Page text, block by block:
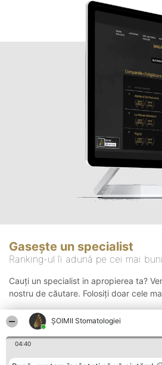
ȘOIMII Stomatologiei
04:40
Gasește un specialist
Ranking-ul îi adună pe cei mai
Cauți un specialist in apropierea ta?
nostru de căutare. Folosiți doar cele